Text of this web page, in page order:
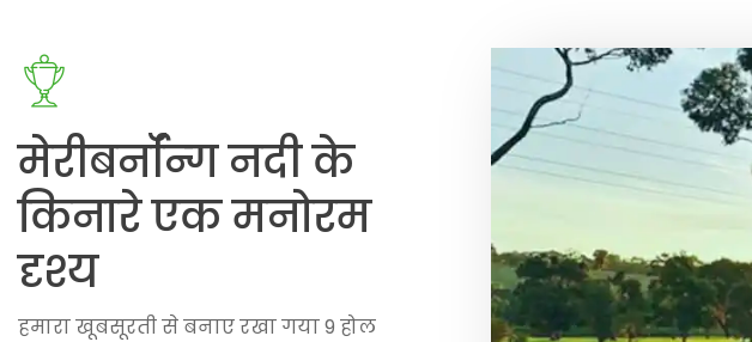
मेरीबर्नॉन्ग नदी के
किनारे एक मनोरम
दृश्य
हमारा खूबसूरती से बनाए रखा गया 9 होल